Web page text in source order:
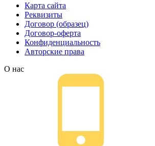
Карта сайта
Реквизиты
Договор (образец)
Договор-оферта
Конфиденциальность
Авторские права
О нас